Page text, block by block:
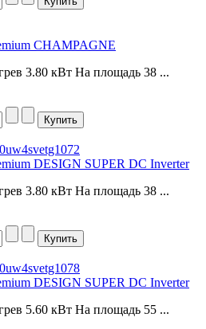
CHAMPAGNE
3.80 кВт На площадь 38 ...
DESIGN SUPER DC Inverter
3.80 кВт На площадь 38 ...
DESIGN SUPER DC Inverter
5.60 кВт На площадь 55 ...